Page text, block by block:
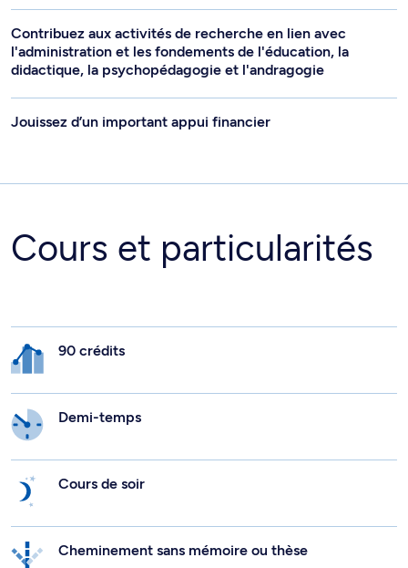
Contribuez aux activités de recherche en lien avec
l'administration et les fondements de l'éducation, la
didactique, la psychopédagogie et l'andragogie
Jouissez d’un important appui financier
Cours et particularités
90 crédits
Demi-temps
Cours de soir
Cheminement sans mémoire ou thèse